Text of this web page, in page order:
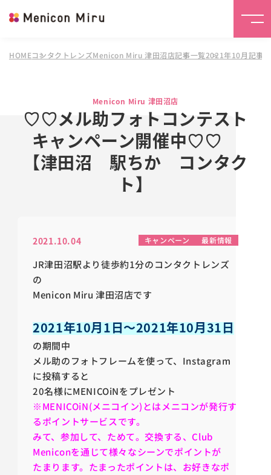
HOMEコンタクトレンズMenicon Miru 津田沼店記事一覧2021年10月記事
Menicon Miru 津田沼店
♡♡メル助フォトコンテスト
キャンペーン開催中♡♡
【津田沼 駅ちか コンタク
ト】
2021.10.04 キャンペーン 最新情報
JR津田沼駅より徒歩約1分のコンタクトレンズ
の
Menicon Miru 津田沼店です
2021年10月1日～2021年10月31日
の期間中
メル助のフォトフレームを使って、Instagram
に投稿すると
20名様にMENICOiNをプレゼント
※MENICOiN(メニコイン)とはメニコンが発行す
るポイントサービスです。
みて、参加して、ためて。交換する、Club
Meniconを通じて様々なシーンでポイントが
たまります。たまったポイントは、お好きなポ